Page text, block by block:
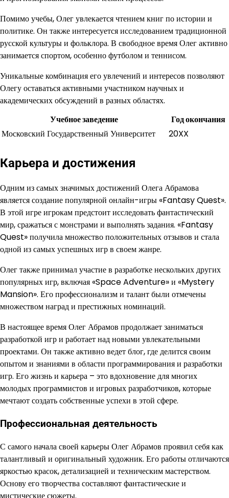
Помимо учебы, Олег увлекается чтением книг по истории и
политике. Он также интересуется исследованием традиционной
русской культуры и фольклора. В свободное время Олег активно
занимается спортом, особенно футболом и теннисом.
Уникальные комбинация его увлечений и интересов позволяют
Олегу оставаться активными участником научных и
академических обсуждений в разных областях.
Учебное заведение
Год окончания
Московский Государственный Университет
20XX
Карьера и достижения
Одним из самых значимых достижений Олега Абрамова
является создание популярной онлайн-игры «Fantasy Quest».
В этой игре игрокам предстоит исследовать фантастический
мир, сражаться с монстрами и выполнять задания. «Fantasy
Quest» получила множество положительных отзывов и стала
одной из самых успешных игр в своем жанре.
Олег также принимал участие в разработке нескольких других
популярных игр, включая «Space Adventure» и «Mystery
Mansion». Его профессионализм и талант были отмечены
множеством наград и престижных номинаций.
В настоящее время Олег Абрамов продолжает заниматься
разработкой игр и работает над новыми увлекательными
проектами. Он также активно ведет блог, где делится своим
опытом и знаниями в области программирования и разработки
игр. Его жизнь и карьера – это вдохновение для многих
молодых программистов и игровых разработчиков, которые
мечтают создать собственные успехи в этой сфере.
Профессиональная деятельность
С самого начала своей карьеры Олег Абрамов проявил себя как
талантливый и оригинальный художник. Его работы отличаются
яркостью красок, детализацией и техническим мастерством.
Основу его творчества составляют фантастические и
мистические сюжеты.